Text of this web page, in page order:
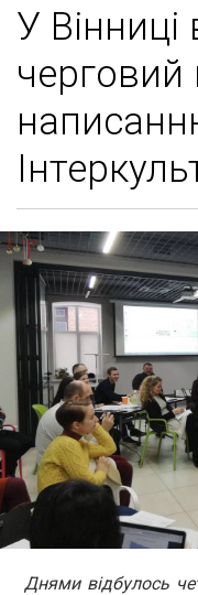
У Вінниці
Днями відбулось